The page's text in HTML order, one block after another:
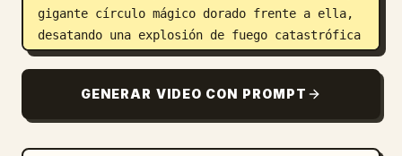
gigante círculo mágico dorado frente a ella,
desatando una explosión de fuego catastrófica
y cegadora que arrasa con todo a la vista. 8K
ángulos de cámara dinámicos, iluminación
cinematográfica y escala épica.
GENERAR VIDEO CON PROMPT